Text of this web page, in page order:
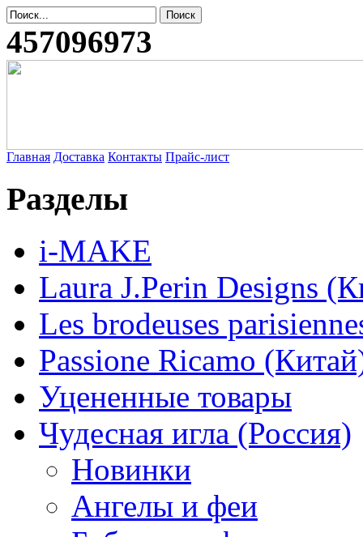
457096973
Главная Доставка Контакты Прайс-лист
Разделы
i-MAKE
Laura J.Perin Designs
Les brodeuses
Passione Ricamo
Уцененные товары
Чудесная игла (Россия)
Новинки
Ангелы и феи